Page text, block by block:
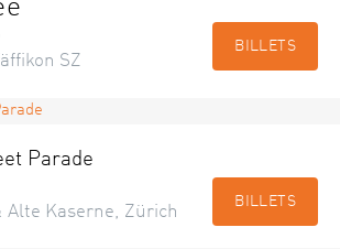
SZ
BILLETS
Parade
Alte Kaserne, Zürich
BILLETS